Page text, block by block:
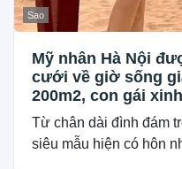
Sao
Mỹ nhân Hà Nội
cưới về giờ sống
200m2, con gái
Từ chân dài đình đám
siêu mẫu hiện có hôn